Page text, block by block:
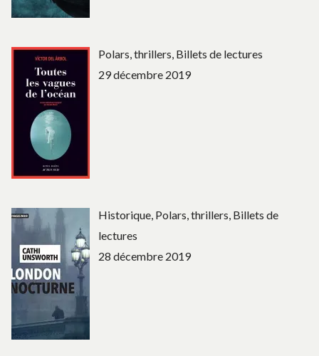
Polars, thrillers, Billets de lectures
29 décembre 2019
Historique, Polars, thrillers, Billets de
lectures
28 décembre 2019